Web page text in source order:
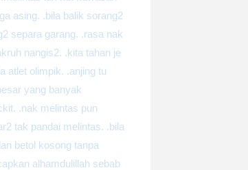
asing. .bila balik sorang2
separa garang. .rasa nak
nangis2. .kita tahan je
atlet olimpik. .anjing tu
yang banyak
.nak melintas pun
tak pandai melintas. .bila
betol kosong tanpa
alhamdulillah sebab